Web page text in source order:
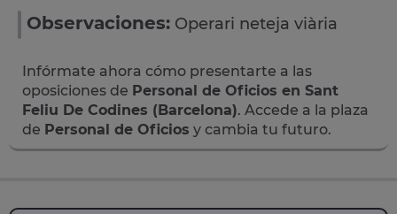
Observaciones: Operari neteja viària
Infórmate ahora cómo presentarte a las
oposiciones de Personal de Oficios en Sant
Feliu De Codines (Barcelona). Accede a la plaza
de Personal de Oficios y cambia tu futuro.